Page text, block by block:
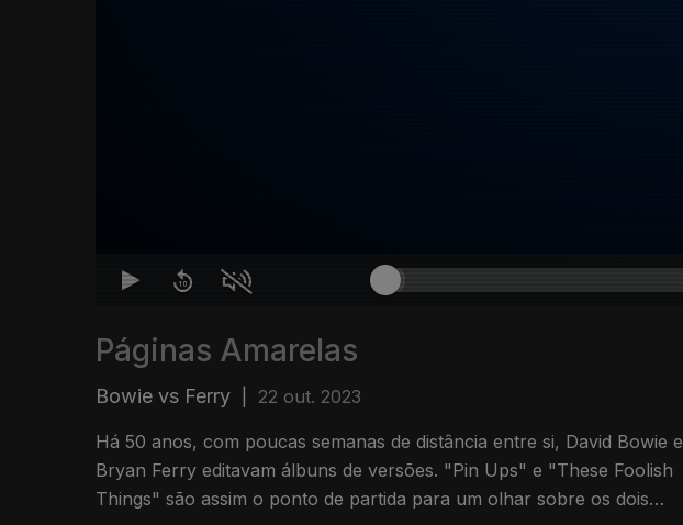
Páginas Amarelas
Bowie vs Ferry 22 out. 2023
Há 50 anos, com poucas semanas de distância entre si, David Bowie e
Bryan Ferry editavam álbuns de versões. "Pin Ups" e "These Foolish
Things" são assim o ponto de partida para um olhar sobre os dois